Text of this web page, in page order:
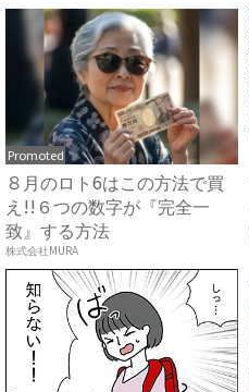
Promoted
８月のロト6はこの方法で買
え!!６つの数字が『完全一
致』する方法
株式会社MURA